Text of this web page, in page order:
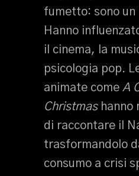
fumetto: sono un
Hanno
il cinema, la
psicologia pop.
animate come A
Christmashanno
di raccontare il
trasformandolo
consumo a crisi